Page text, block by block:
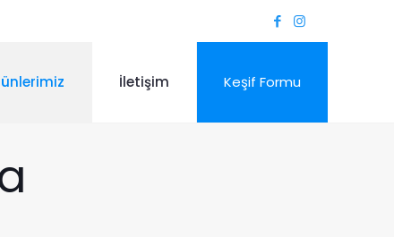
İletişim Keşif Formu